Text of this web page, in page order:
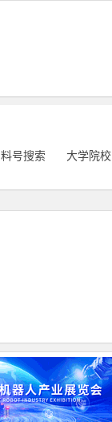
料号搜索 大学院校